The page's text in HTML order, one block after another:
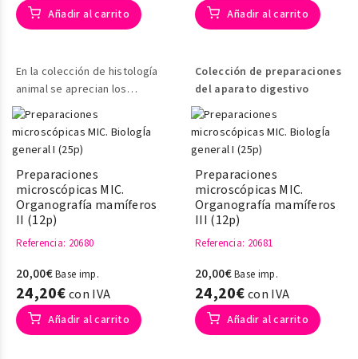
Añadir al carrito
En la colección de histología
animal se aprecian los
diferentes tejidos animales
Añadir al carrito
Colección de preparaciones
del aparato digestivo
Preparaciones
microscópicas MIC.
Organografía mamíferos
II (12p)
Referencia: 20680
20,00€Base imp.
24,20€con IVA
Añadir al carrito
Preparaciones
microscópicas MIC.
Organografía mamíferos
III (12p)
Referencia: 20681
20,00€Base imp.
24,20€con IVA
Añadir al carrito